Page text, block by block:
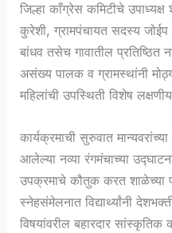
जिल्हा काँग्रेस कमिटीचे
कुरेशी, ग्रामपंचायत सदस्य
बांधव तसेच गावातील प्रतिष्ठित
असंख्य पालक व ग्रामस्थांनी
महिलांची उपस्थिती विशेष
कार्यक्रमाची सुरुवात
आलेल्या नव्या रंगमंचाच्या
उपक्रमाचे कौतुक करत शाळेच्या
स्नेहसंमेलनात विद्यार्थ्यांनी
विषयांवरील बहारदार